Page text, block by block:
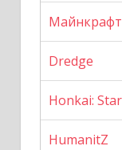
Майнкрафт
Dredge
Honkai:
HumanitZ